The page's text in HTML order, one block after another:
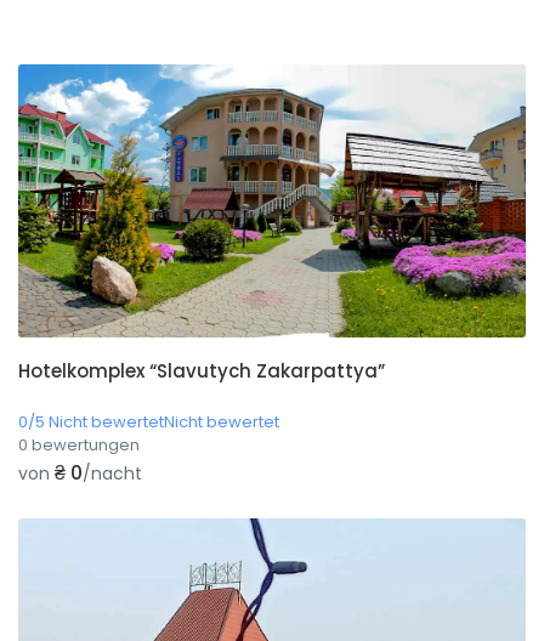
Hotelkomplex “Slavutych Zakarpattya”
0/5 Nicht bewertetNicht bewertet
0 bewertungen
von ₴ 0/nacht